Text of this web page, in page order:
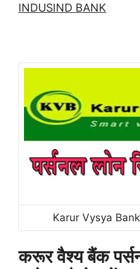
INDUSIND BANK
Karur Vysya
करूर वैश्य बैंक